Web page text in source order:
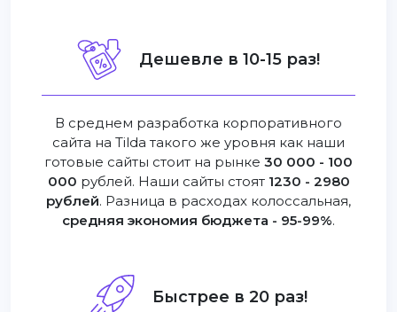
Дешевле в 10-15 раз!
В среднем разработка корпоративного
сайта на Tilda такого же уровня как наши
готовые сайты стоит на рынке 30 000 - 100
000 рублей. Наши сайты стоят 1230 - 2980
рублей. Разница в расходах колоссальная,
средняя экономия бюджета - 95-99%.
Быстрее в 20 раз!